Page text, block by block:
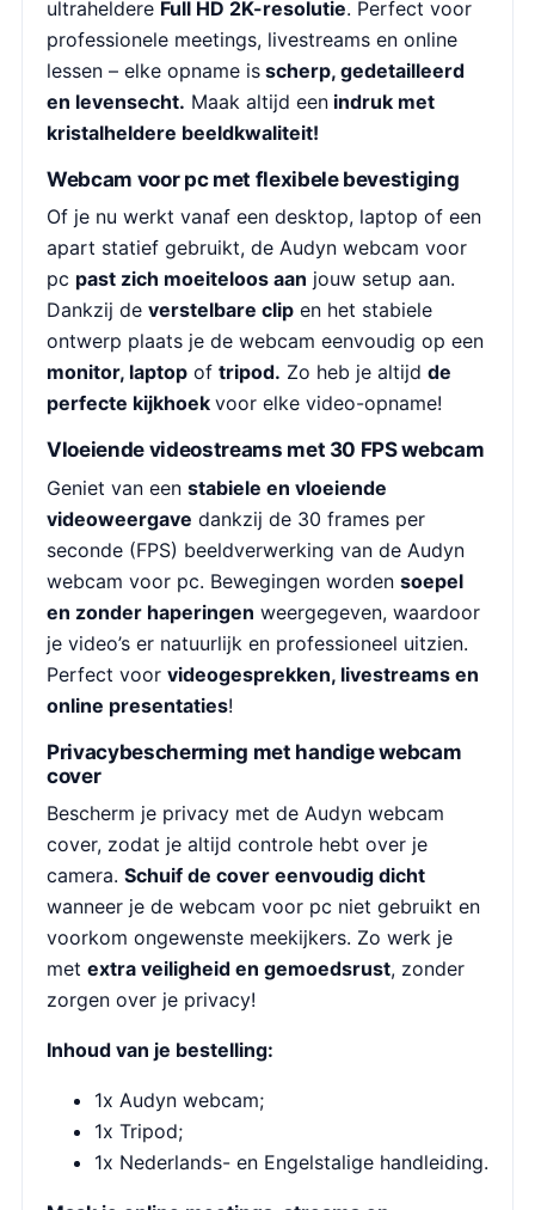
ultraheldere Full HD 2K-resolutie. Perfect voor
professionele meetings, livestreams en online
lessen – elke opname is scherp, gedetailleerd
en levensecht. Maak altijd een indruk met
kristalheldere beeldkwaliteit!
Webcam voor pc met flexibele bevestiging
Of je nu werkt vanaf een desktop, laptop of een
apart statief gebruikt, de Audyn webcam voor
pc past zich moeiteloos aan jouw setup aan.
Dankzij de verstelbare clip en het stabiele
ontwerp plaats je de webcam eenvoudig op een
monitor, laptop of tripod. Zo heb je altijd de
perfecte kijkhoek voor elke video-opname!
Vloeiende videostreams met 30 FPS webcam
Geniet van een stabiele en vloeiende
videoweergave dankzij de 30 frames per
seconde (FPS) beeldverwerking van de Audyn
webcam voor pc. Bewegingen worden soepel
en zonder haperingen weergegeven, waardoor
je video’s er natuurlijk en professioneel uitzien.
Perfect voor videogesprekken, livestreams en
online presentaties!
Privacybescherming met handige webcam
cover
Bescherm je privacy met de Audyn webcam
cover, zodat je altijd controle hebt over je
camera. Schuif de cover eenvoudig dicht
wanneer je de webcam voor pc niet gebruikt en
voorkom ongewenste meekijkers. Zo werk je
met extra veiligheid en gemoedsrust, zonder
zorgen over je privacy!
Inhoud van je bestelling:
1x Audyn webcam;
1x Tripod;
1x Nederlands- en Engelstalige handleiding.